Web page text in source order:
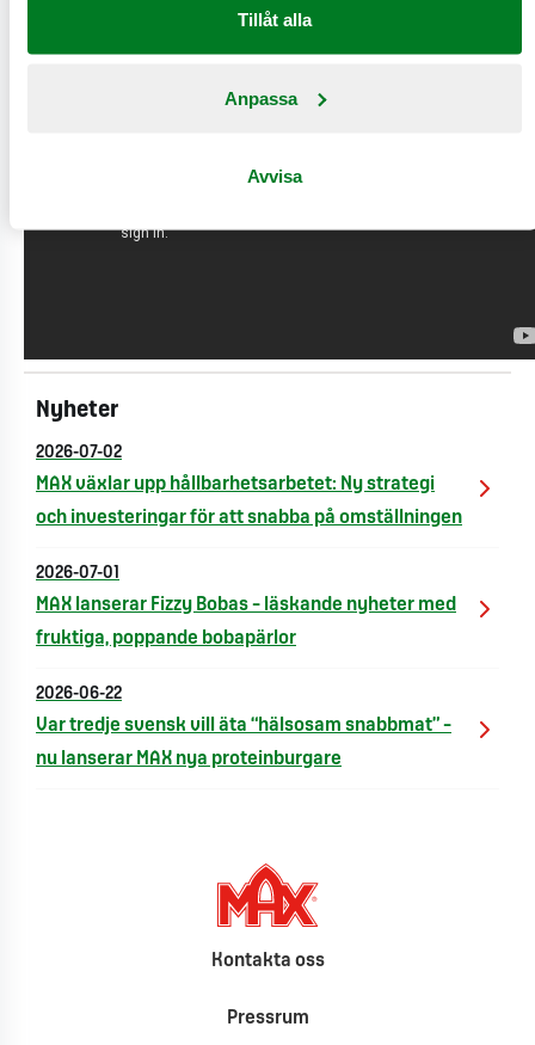
Tillåt alla
Anpassa
Avvisa
Nyheter
2026-07-02
MAX växlar upp hållbarhetsarbetet: Ny strategi
och investeringar för att snabba på omställningen
2026-07-01
MAX lanserar Fizzy Bobas – läskande nyheter med
fruktiga, poppande bobapärlor
2026-06-22
Var tredje svensk vill äta “hälsosam snabbmat” –
nu lanserar MAX nya proteinburgare
Kontakta oss
Pressrum